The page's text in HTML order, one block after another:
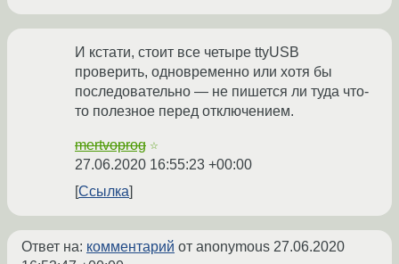
И кстати, стоит все четыре ttyUSB
проверить, одновременно или хотя бы
последовательно — не пишется ли туда что-
то полезное перед отключением.
mertvoprog ☆
27.06.2020 16:55:23 +00:00
Ссылка
Ответ на: комментарий от anonymous 27.06.2020